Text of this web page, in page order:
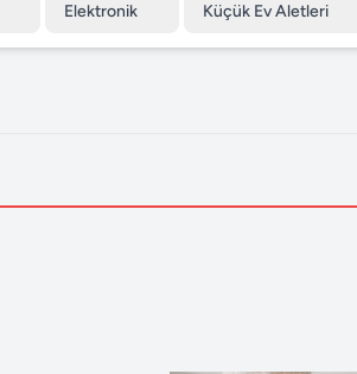
Elektronik Küçük Ev Aletleri